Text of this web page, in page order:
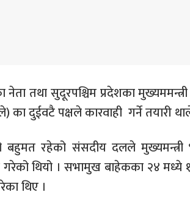
तथा सुदूरपश्चिम प्रदेशका
का दुईवटै पक्षले कारवाही गर्ने तयारी
बहुमत रहेको संसदीय दलले मुख्यमन्त्री
गरेको थियो । सभामुख बाहेकका २४ मध्ये
थिए ।